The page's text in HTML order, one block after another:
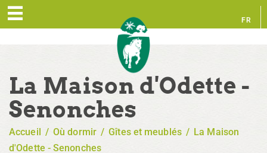
FR
La Maison d'Odette -
Senonches
Accueil / Où dormir / Gîtes et meublés / La Maison
d'Odette - Senonches